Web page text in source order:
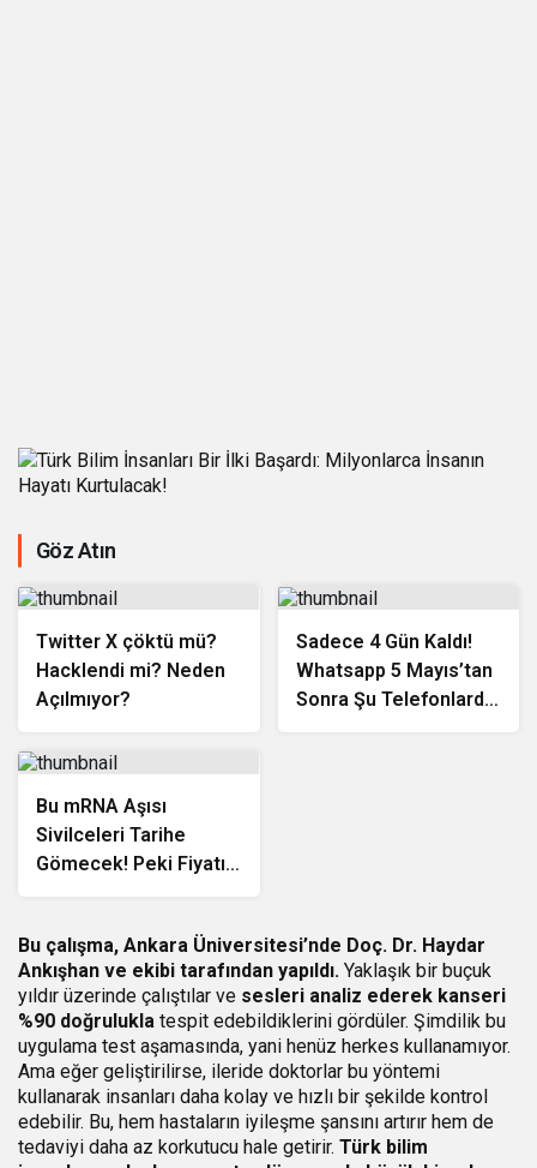
Göz Atın
Twitter X çöktü mü?
Hacklendi mi? Neden
Açılmıyor?
Sadece 4 Gün Kaldı!
Whatsapp 5 Mayıs’tan
Sonra Şu Telefonlarda
Bu mRNA Aşısı
Sivilceleri Tarihe
Gömecek! Peki Fiyatı
Bu çalışma, Ankara Üniversitesi’nde Doç. Dr. Haydar
Ankışhan ve ekibi tarafından yapıldı. Yaklaşık bir buçuk
yıldır üzerinde çalıştılar ve sesleri analiz ederek kanseri
%90 doğrulukla tespit edebildiklerini gördüler. Şimdilik bu
uygulama test aşamasında, yani henüz herkes kullanamıyor.
Ama eğer geliştirilirse, ileride doktorlar bu yöntemi
kullanarak insanları daha kolay ve hızlı bir şekilde kontrol
edebilir. Bu, hem hastaların iyileşme şansını artırır hem de
tedaviyi daha az korkutucu hale getirir. Türk bilim